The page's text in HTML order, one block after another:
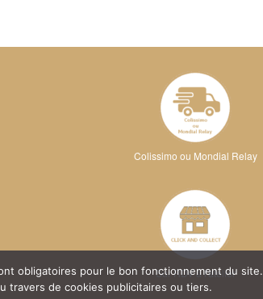
Colissimo ou Mondial Relay
Sur RDV à l'atelier
obligatoires pour le bon fonctionnement du
travers de cookies publicitaires ou tiers.